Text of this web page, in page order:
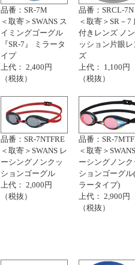
品番：SR-7M
＜取寄＞SWANS ス
イミングゴーグル
『SR-7』 ミラータ
イプ
上代： 2,400円
（税抜）
品番：SRCL-7N
＜取寄＞SR－7
付きレンズ ノ
ッション片眼レ
ズ
上代： 1,100円
（税抜）
品番：SR-7NTFRE
＜取寄＞SWANS レ
ーシングノンクッ
ションゴーグル
上代： 2,000円
（税抜）
品番：SR-
＜取寄＞
ーシングノンク
ションゴーグル
ラータイプ)
上代： 2,900円
（税抜）